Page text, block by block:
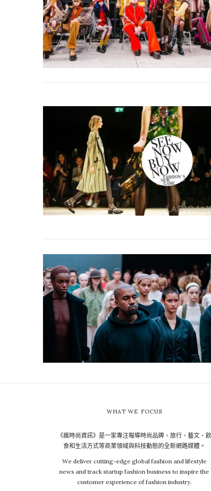
WHAT WE FOCUS
《瘋時尚資訊》是一家專注報導時尚品牌、旅行、藝文、飲
食和生活方式等商業領域與科技動態的全新網路媒體。
We deliver cutting-edge global fashion and lifestyle
news and track startup fashion business to inspire the
customer experience of fashion industry.